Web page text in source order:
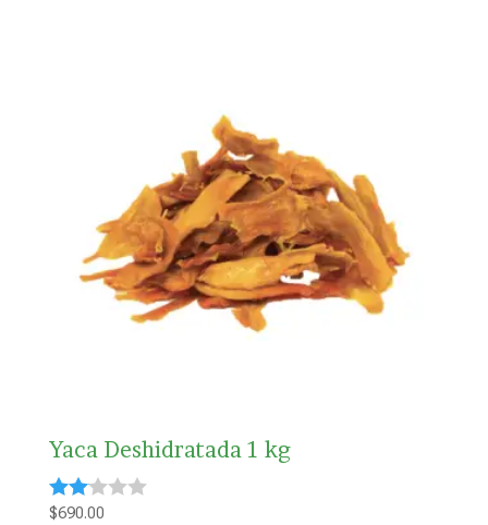
Yaca Deshidratada 1 kg
Valorado
$690.00